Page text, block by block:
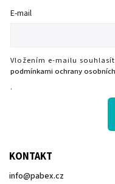
E-mail
Vložením e-mailu
podmínkami ochrany
.
KONTAKT
info@pabex.cz